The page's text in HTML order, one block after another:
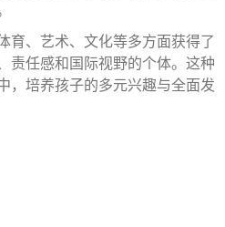
育、艺术、文化等多方面获得了
责任感和国际视野的个体。这种
，培养孩子的多元兴趣与全面发